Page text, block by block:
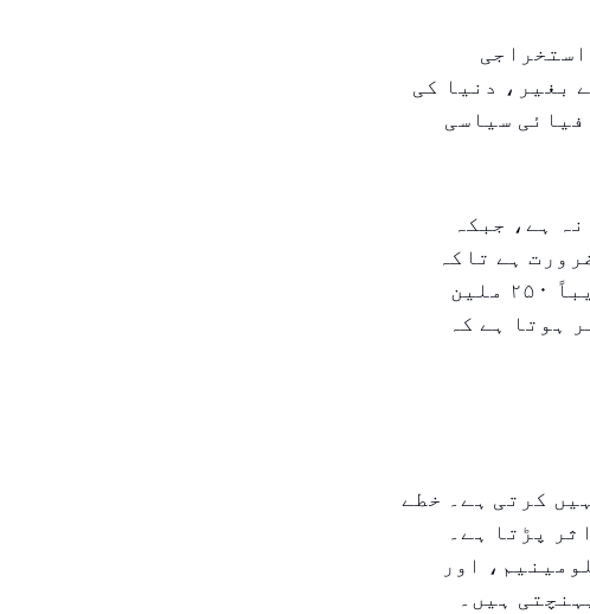
بغیر، دنیا کی
سیاسی
ملین بیرل روزانہ ہے، جبکہ
کی ضرورت ہے تاکہ
استحکام برقرار رہے۔ گزشتہ مہینوں میں، دنیا نے تقریباً ۲۵۰ ملین
ہوتا ہے کہ
کرتی ہے۔ خطے
پڑتا ہے۔
اور
ہیں۔